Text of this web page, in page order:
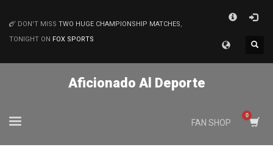
MATCHES
DON'T MISS TWO HUGE CHAMPIONSHIP MATCHES,
TONIGHT ON FOX SPORTS
Aficionado Al Deporte
FAN SHOP